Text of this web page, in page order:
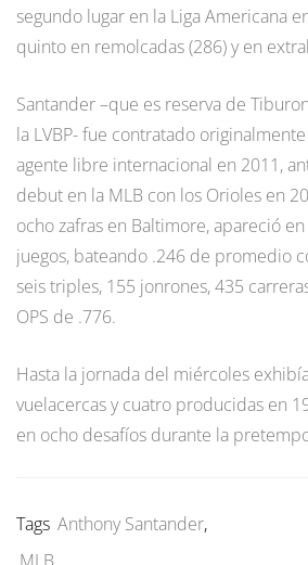
segundo lugar en la Liga Americana
quinto en remolcadas (286) y en
Santander –que es reserva de
la LVBP- fue contratado
agente libre internacional en 2011,
debut en la MLB con los Orioles en
ocho zafras en Baltimore, apareció
juegos, bateando .246 de promedio
seis triples, 155 jonrones, 435
OPS de .776.
Hasta la jornada del miércoles
vuelacercas y cuatro producidas en
en ocho desafíos durante la
Tags Anthony Santander,